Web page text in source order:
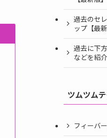
過去のセ
ップ【最新
過去に下
などを紹介
ツムツム
フィーバ